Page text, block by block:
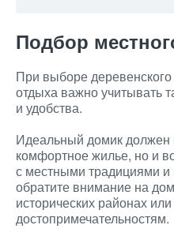
Подбор
При выборе
отдыха важно учитывать
и удобства.
Идеальный домик должен
комфортное жилье, но и
с местными традициями и
обратите внимание на
исторических районах
достопримечательностям.